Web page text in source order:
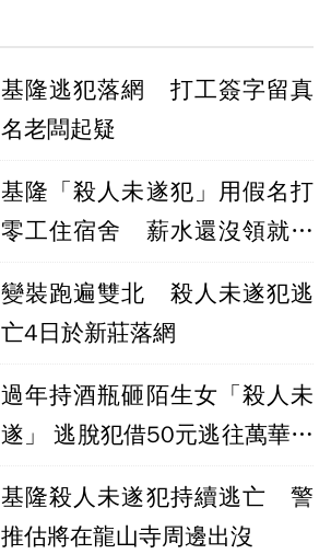
基隆逃犯落網 打工簽字留真
名老闆起疑
基隆「殺人未遂犯」用假名打
零工住宿舍 薪水還沒領就落
變裝跑遍雙北 殺人未遂犯逃
亡4日於新莊落網
過年持酒瓶砸陌生女「殺人未
遂」 逃脫犯借50元逃往萬華路
基隆殺人未遂犯持續逃亡 警
推估將在龍山寺周邊出沒